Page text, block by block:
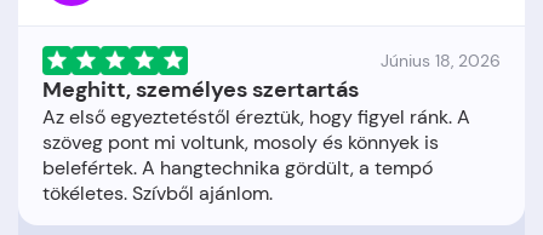
Június 18, 2026
Meghitt, személyes szertartás
Az első egyeztetéstől éreztük, hogy figyel ránk. A
szöveg pont mi voltunk, mosoly és könnyek is
belefértek. A hangtechnika gördült, a tempó